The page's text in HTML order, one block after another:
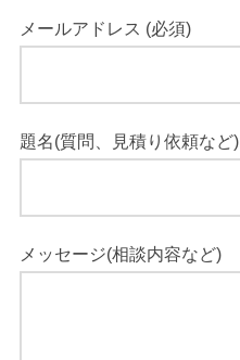
メールアドレス (必須)
題名(質問、見積り依頼など)
メッセージ(相談内容など)